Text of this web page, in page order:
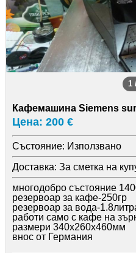
1
Кафемашина Siemens
Цена: 200 €
Състояние: Използвано
Доставка: За сметка на
многодобро състояние
резервоар за кафе-250гр
резервоар за вода-
работи само с кафе на
размери 340х260х460мм
внос от Германия